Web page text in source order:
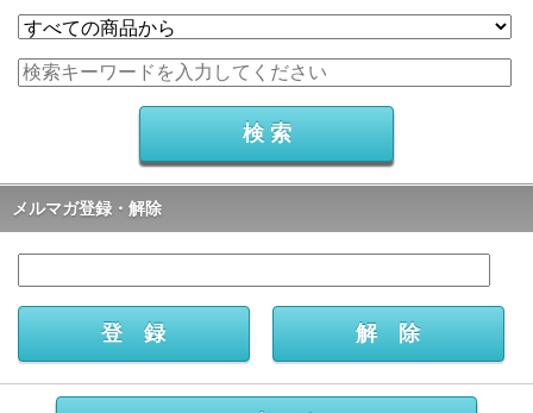
メルマガ登録・解除